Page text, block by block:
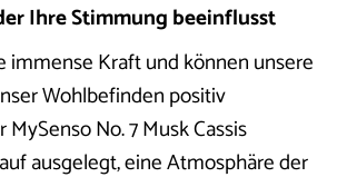
Ihre Stimmung beeinflusst
immense Kraft und können unsere
Wohlbefinden positiv
No. 7 Musk Cassis
ausgelegt, eine Atmosphäre der